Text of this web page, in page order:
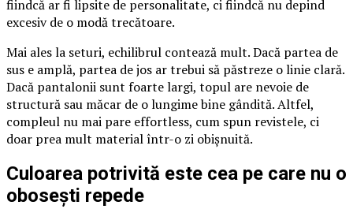
fiindcă ar fi lipsite de personalitate, ci fiindcă nu depind
excesiv de o modă trecătoare.
Mai ales la seturi, echilibrul contează mult. Dacă partea de
sus e amplă, partea de jos ar trebui să păstreze o linie clară.
Dacă pantalonii sunt foarte largi, topul are nevoie de
structură sau măcar de o lungime bine gândită. Altfel,
compleul nu mai pare effortless, cum spun revistele, ci
doar prea mult material într-o zi obișnuită.
Culoarea potrivită este cea pe care nu o
obosești repede